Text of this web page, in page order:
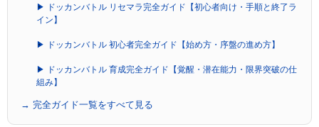
▶ ドッカンバトル リセマラ完全ガイド【初心者向け・手順と終了ラ
イン】
▶ ドッカンバトル 初心者完全ガイド【始め方・序盤の進め方】
▶ ドッカンバトル 育成完全ガイド【覚醒・潜在能力・限界突破の仕
組み】
→ 完全ガイド一覧をすべて見る